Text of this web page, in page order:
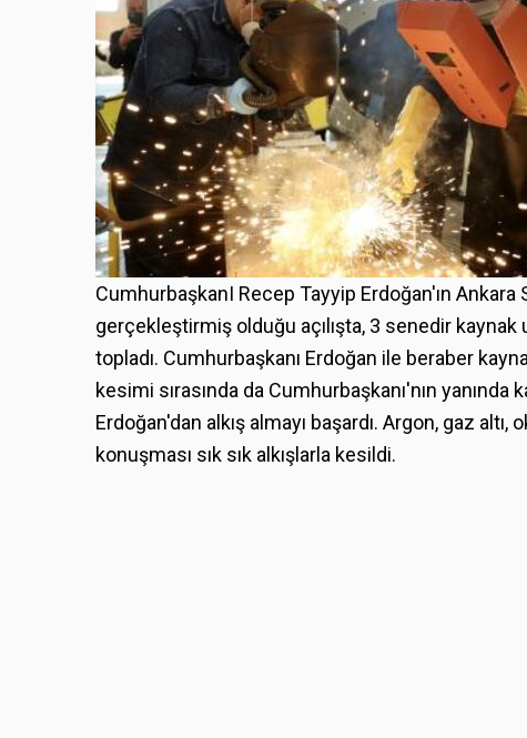
CumhurbaşkanI Recep Tayyip Erdoğan'ın
gerçekleştirmiş olduğu açılışta, 3 senedir
topladı. Cumhurbaşkanı Erdoğan ile beraber
kesimi sırasında da Cumhurbaşkanı'nın
Erdoğan'dan alkış almayı başardı. Argon, gaz
konuşması sık sık alkışlarla kesildi.